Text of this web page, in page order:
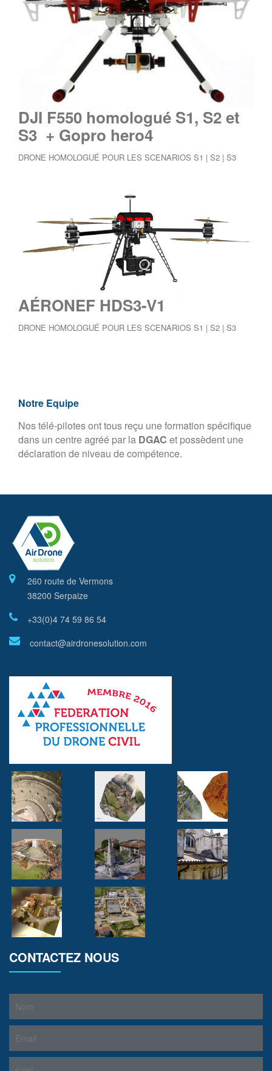
DJI F550 homologué S1, S2 et
S3 + Gopro hero4
DRONE HOMOLOGUÉ POUR LES SCENARIOS S1 | S2 | S3
AÉRONEF HDS3-V1
DRONE HOMOLOGUÉ POUR LES SCENARIOS S1 | S2 | S3
Notre Equipe
Nos télé-pilotes ont tous reçu une formation spécifique
dans un centre agréé par la DGAC et possèdent une
déclaration de niveau de compétence.
260 route de Vermons
38200 Serpaize
+33(0)4 74 59 86 54
contact@airdronesolution.com
CONTACTEZ NOUS